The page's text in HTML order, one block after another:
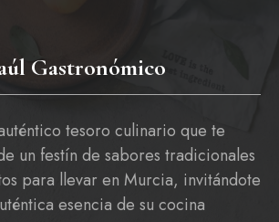
Gastronómico
tesoro culinario que te
un festín de sabores tradicionales
para llevar en Murcia, invitándote
esencia de su cocina